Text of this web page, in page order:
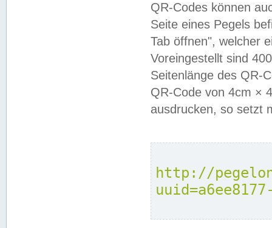
QR-Codes können
Seite eines Pegels
Tab öffnen", welcher
Voreingestellt sind
Seitenlänge des QR-
QR-Code von 4cm ×
ausdrucken, so setzt
http://